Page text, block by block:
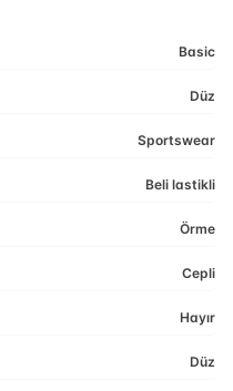
Basic
Düz
Sportswear
Beli lastikli
Örme
Cepli
Hayır
Düz